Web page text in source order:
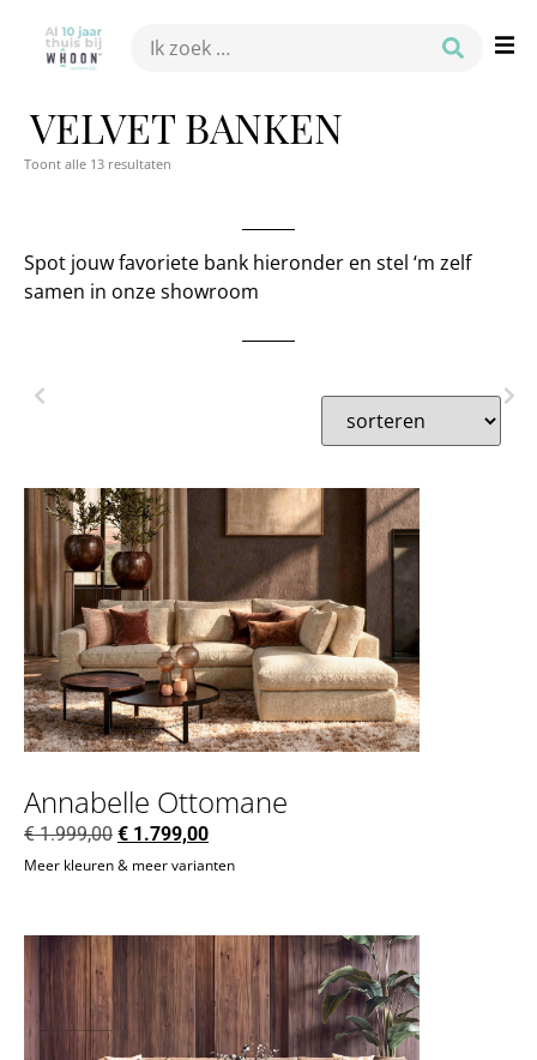
VELVET BANKEN
Toont alle 13 resultaten
Spot jouw favoriete bank hieronder en stel ‘m zelf
samen in onze showroom
Annabelle Ottomane
€1.999,00 € 1.799,00
Meer kleuren & meer varianten